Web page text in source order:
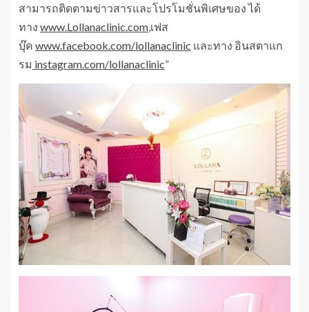
สามารถติดตามข่าวสารและโปรโมชั่นพิเศษของ ได้
ทาง www.Lollanaclinic.com,เฟส
บุ๊ค www.facebook.com/lollanaclinic และทาง อินสตาแก
รม instagram.com/lollanaclinic”